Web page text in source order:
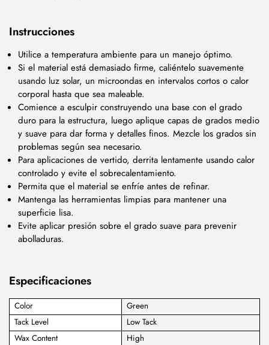
Instrucciones
Utilice a temperatura ambiente para un manejo óptimo.
Si el material está demasiado firme, caliéntelo suavemente
usando luz solar, un microondas en intervalos cortos o calor
corporal hasta que sea maleable.
Comience a esculpir construyendo una base con el grado
duro para la estructura, luego aplique capas de grados medio
y suave para dar forma y detalles finos. Mezcle los grados sin
problemas según sea necesario.
Para aplicaciones de vertido, derrita lentamente usando calor
controlado y evite el sobrecalentamiento.
Permita que el material se enfríe antes de refinar.
Mantenga las herramientas limpias para mantener una
superficie lisa.
Evite aplicar presión sobre el grado suave para prevenir
abolladuras.
Especificaciones
Color
Green
Tack Level
Low Tack
Wax Content
High